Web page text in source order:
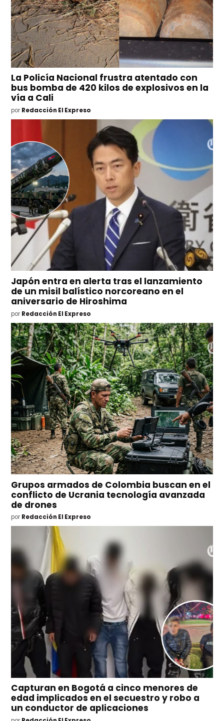
La Policía Nacional frustra atentado con
bus bomba de 420 kilos de explosivos en la
vía a Cali
por Redacción El Expreso
Japón entra en alerta tras el lanzamiento
de un misil balístico norcoreano en el
aniversario de Hiroshima
por Redacción El Expreso
Grupos armados de Colombia buscan en el
conflicto de Ucrania tecnología avanzada
de drones
por Redacción El Expreso
Capturan en Bogotá a cinco menores de
edad implicados en el secuestro y robo a
un conductor de aplicaciones